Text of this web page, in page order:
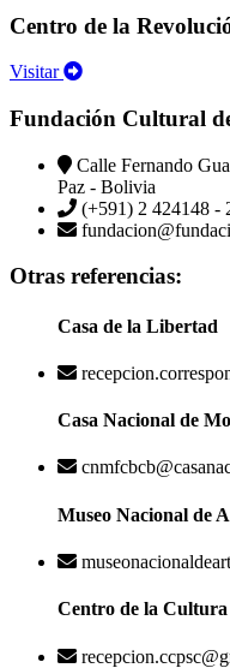
Centro de la
Visitar
Fundación Cultural
Calle Fernando
Paz - Bolivia
(+591) 2 424148 -
Otras referencias:
Casa de la Libertad
Casa Nacional de
Museo Nacional de
Centro de la